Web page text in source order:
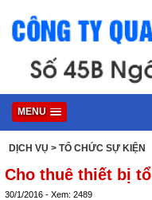
MENU
DỊCH VỤ > TỔ CHỨC SỰ KIỆN
Cho thuê thiết bị
30/1/2016 - Xem: 2489